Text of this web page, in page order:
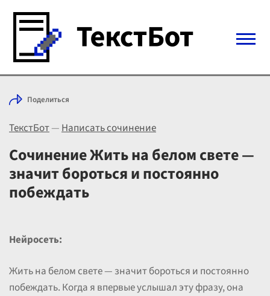
Войти с Telegram
Выбрать режим
Цены
Поделиться
ТекстБот—Написать сочинение
Сочинение Жить на белом свете —
значит бороться и постоянно
побеждать
Нейросеть:
Жить на белом свете — значит бороться и постоянно
побеждать. Когда я впервые услышал эту фразу, она